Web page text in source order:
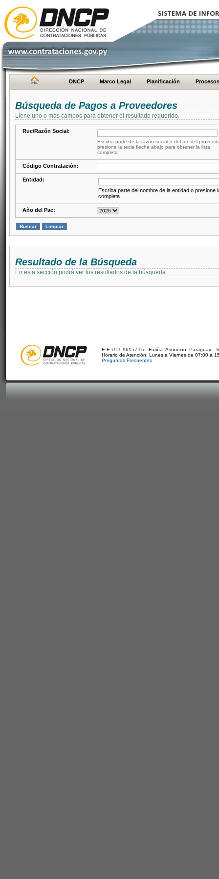
DNCP Marco Legal Planificación Procesos
Búsqueda de Pagos a Proveedores
Llene uno o más campos para obtener el resultado requerido.
Ruc/Razón Social:
Escriba parte de la razón social o del ruc del
presione la tecla flecha abajo para obtener la lista
completa
Código Contratación:
Entidad:
Escriba parte del nombre de la entidad o presione
completa
Año del Pac:
Resultado de la Búsqueda
En esta sección podrá ver los resultados de la búsqueda.
E.E.U.U. 961 c/ Tte. Fariña. Asunción, Paraguay -
Horario de Atención: Lunes a Viernes de 07:00 a
Preguntas Frecuentes